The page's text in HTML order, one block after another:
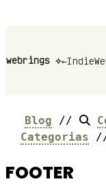
webrings ⟡←
Blog //
Categorias
FOOTER